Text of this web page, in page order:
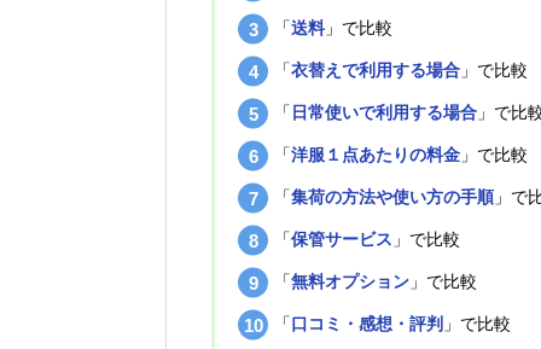
「送料」で比較
「衣替えで利用する場合 」で比較
「 日常使いで利用する場合 」で比
「洋服１点あたりの料金 」で比較
「集荷の方法や使い方の手順 」で
「保管サービス 」で比較
「無料オプション 」で比較
「口コミ・感想・評判 」で比較